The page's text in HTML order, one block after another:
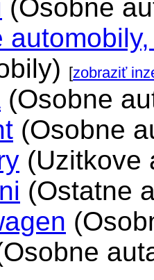
(Osobne
[zobraziť
(Osobne
(Osobne
(Uzitkove
(Ostatne